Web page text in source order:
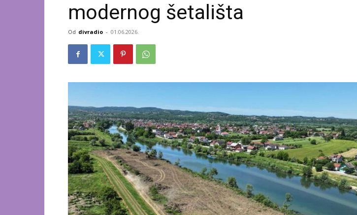
modernog šetališta
Od divradio - 01.06.2026.